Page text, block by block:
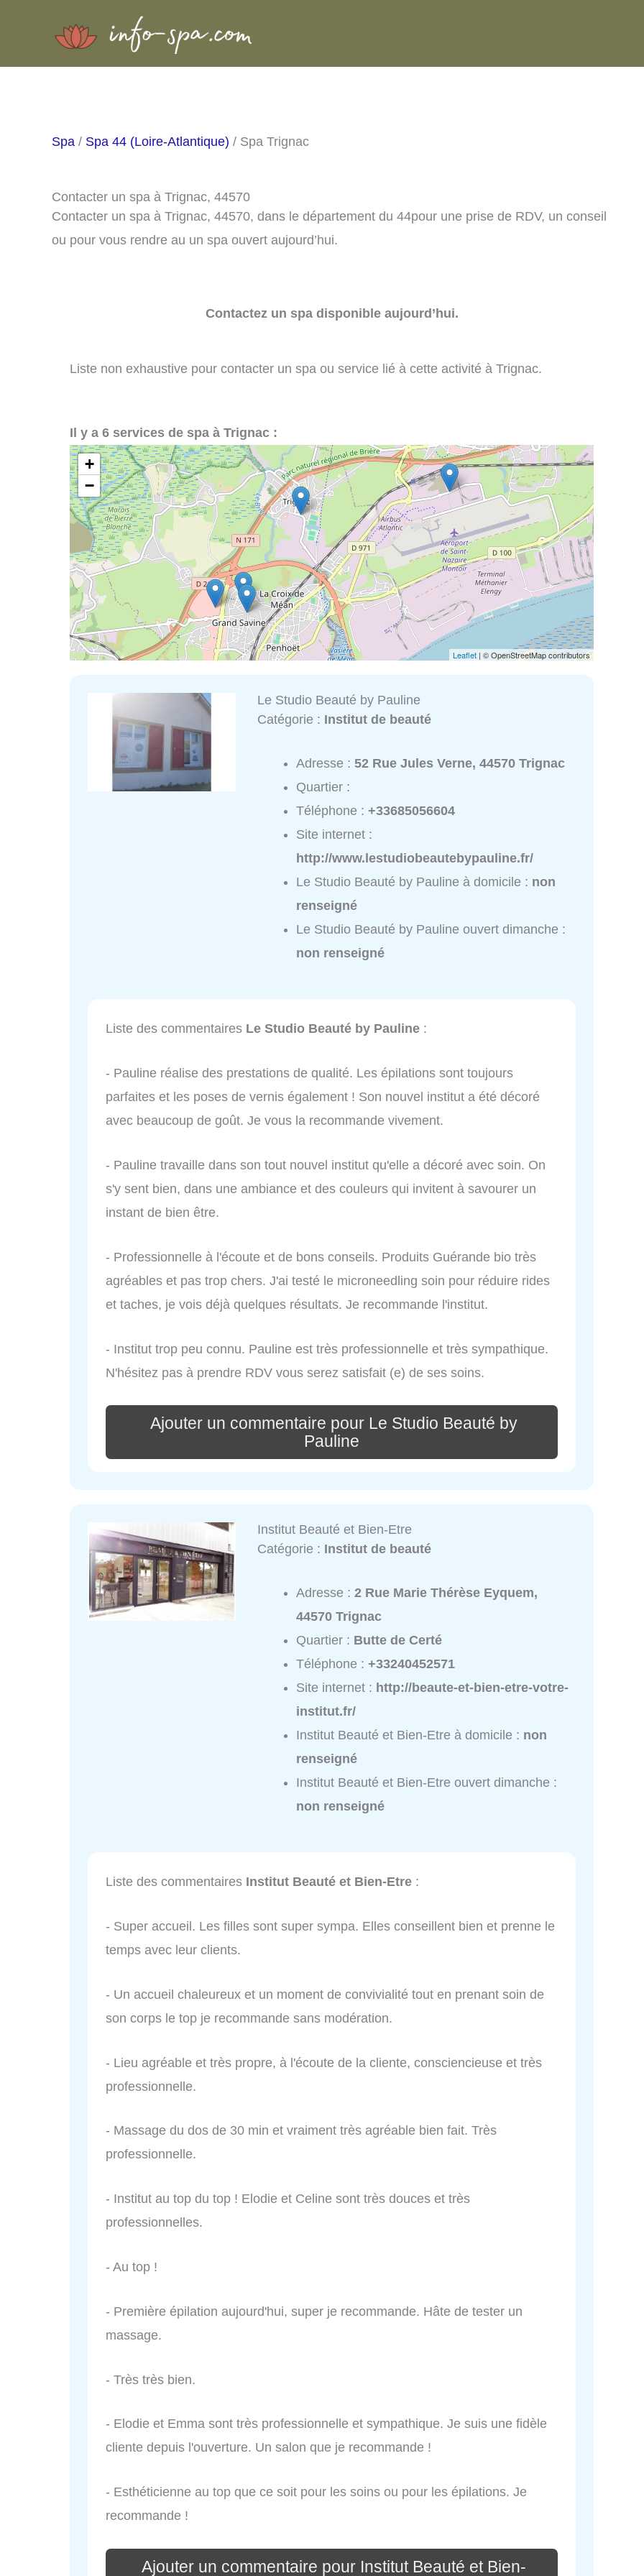
Spa / Spa 44 (Loire-Atlantique) / Spa Trignac
Contacter un spa à Trignac, 44570
Contacter un spa à Trignac, 44570, dans le département du 44pour une prise de RDV, un conseil
ou pour vous rendre au un spa ouvert aujourd’hui.
Contactez un spa disponible aujourd’hui.
Liste non exhaustive pour contacter un spa ou service lié à cette activité à Trignac.
Il y a 6 services de spa à Trignac :
+
−
Leaflet | © OpenStreetMap contributors
Le Studio Beauté by Pauline
Catégorie : Institut de beauté
Adresse :52 Rue Jules Verne, 44570 Trignac
Quartier :
Téléphone :+33685056604
Site internet :
http://www.lestudiobeautebypauline.fr/
Le Studio Beauté by Pauline à domicile : non
renseigné
Le Studio Beauté by Pauline ouvert dimanche :
non renseigné
Liste des commentaires Le Studio Beauté by Pauline :
- Pauline réalise des prestations de qualité. Les épilations sont toujours
parfaites et les poses de vernis également ! Son nouvel institut a été décoré
avec beaucoup de goût. Je vous la recommande vivement.
- Pauline travaille dans son tout nouvel institut qu'elle a décoré avec soin. On
s'y sent bien, dans une ambiance et des couleurs qui invitent à savourer un
instant de bien être.
- Professionnelle à l'écoute et de bons conseils. Produits Guérande bio très
agréables et pas trop chers. J'ai testé le microneedling soin pour réduire rides
et taches, je vois déjà quelques résultats. Je recommande l'institut.
- Institut trop peu connu. Pauline est très professionnelle et très sympathique.
N'hésitez pas à prendre RDV vous serez satisfait (e) de ses soins.
Ajouter un commentaire pour Le Studio Beauté by
Pauline
Institut Beauté et Bien-Etre
Catégorie : Institut de beauté
Adresse :2 Rue Marie Thérèse Eyquem,
44570 Trignac
Quartier : Butte de Certé
Téléphone :+33240452571
Site internet : http://beaute-et-bien-etre-votre-
institut.fr/
Institut Beauté et Bien-Etre à domicile : non
renseigné
Institut Beauté et Bien-Etre ouvert dimanche :
non renseigné
Liste des commentaires Institut Beauté et Bien-Etre :
- Super accueil. Les filles sont super sympa. Elles conseillent bien et prenne le
temps avec leur clients.
- Un accueil chaleureux et un moment de convivialité tout en prenant soin de
son corps le top je recommande sans modération.
- Lieu agréable et très propre, à l'écoute de la cliente, consciencieuse et très
professionnelle.
- Massage du dos de 30 min et vraiment très agréable bien fait. Très
professionnelle.
- Institut au top du top ! Elodie et Celine sont très douces et très
professionnelles.
- Au top !
- Première épilation aujourd'hui, super je recommande. Hâte de tester un
massage.
- Très très bien.
- Elodie et Emma sont très professionnelle et sympathique. Je suis une fidèle
cliente depuis l'ouverture. Un salon que je recommande !
- Esthéticienne au top que ce soit pour les soins ou pour les épilations. Je
recommande !
Ajouter un commentaire pour Institut Beauté et Bien-